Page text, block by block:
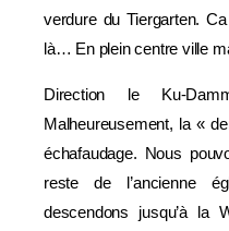
verdure du Tiergarten.
là… En plein centre ville
Direction le Ku-
Malheureusement, la «
échafaudage. Nous
reste de l’ancienne
descendons jusqu’à la